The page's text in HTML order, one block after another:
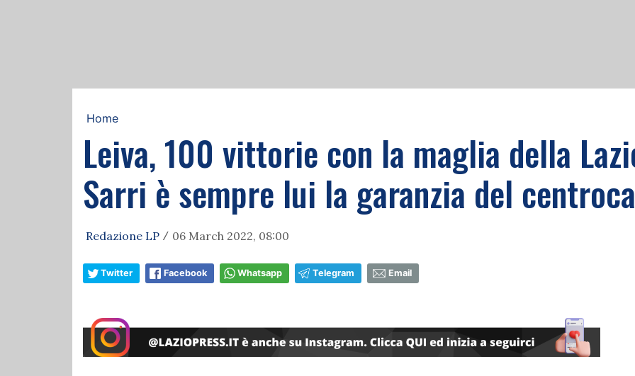
Home
Leiva, 100 vittorie con la maglia della
Sarri è sempre lui la garanzia del
Redazione LP / 06 March 2022, 08:00
Twitter Facebook Whatsapp Telegram Email